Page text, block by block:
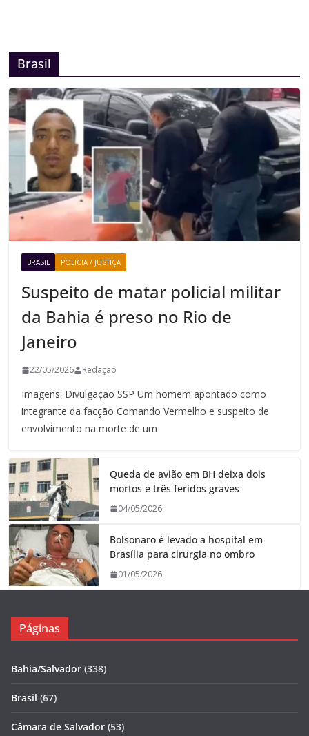
Brasil
BRASIL POLICIA / JUSTIÇA
Suspeito de matar policial militar
da Bahia é preso no Rio de
Janeiro
22/05/2026 Redação
Imagens: Divulgação SSP Um homem apontado como
integrante da facção Comando Vermelho e suspeito de
envolvimento na morte de um
Queda de avião em BH deixa dois
mortos e três feridos graves
04/05/2026
Bolsonaro é levado a hospital em
Brasília para cirurgia no ombro
01/05/2026
Páginas
Bahia/Salvador (338)
Brasil (67)
Câmara de Salvador (53)